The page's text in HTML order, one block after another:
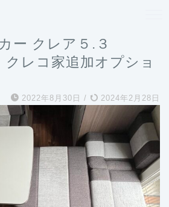
ー クレア５.３
レコ家追加オプショ
2022年8月30日 / 2024年2月28日